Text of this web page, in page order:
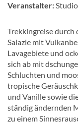
Veranstalter:
Trekkingreise durch
Salazie mit
Lavagebiete und
sich ab mit
Schluchten und
tropische
und Vanille sowie
ständig ändernden
zu einem